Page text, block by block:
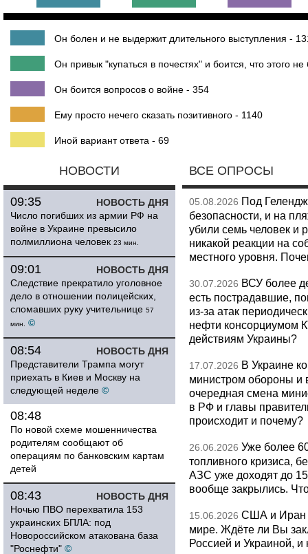
Он болен и не выдержит длительного выступления -
Он привык "купаться в почестях" и боится, что этого не
Он боится вопросов о войне - 354
Ему просто нечего сказать позитивного - 1140
Иной вариант ответа - 69
НОВОСТИ
НОВОСТЬ ДНЯ
09:35
Число погибших из армии РФ на
войне в Украине превысило
полмиллиона человек 23 мин.
НОВОСТЬ ДНЯ
09:01
Следствие прекратило уголовное
дело в отношении полицейских,
сломавших руку учительнице 57
мин.
©
НОВОСТЬ ДНЯ
08:54
Представители Трампа могут
приехать в Киев и Москву на
следующей неделе ©
08:48
По новой схеме мошенничества
родителям сообщают об
операциям по банковским картам
детей
НОВОСТЬ ДНЯ
08:43
Ночью ПВО перехватила 153
украинских БПЛА: под
Новороссийском атакована база
"Роснефти" ©
ВСЕ ОПРОСЫ
05.08.2026 Под
безопасности, и на
убили семь человек и
никакой реакции на
местного уровня.
30.07.2026 ВСУ более
есть пострадавшие,
из-за атак
нефти консорциумом
действиям Украины?
17.07.2026 В Украине
министром обороны и
очередная смена
в РФ и главы
происходит и почему?
26.06.2026 Уже более
топливного кризиса,
АЗС уже доходят до
вообще закрылись.
15.06.2026 США и Иран
мире. Ждёте ли Вы
Россией и Украиной,